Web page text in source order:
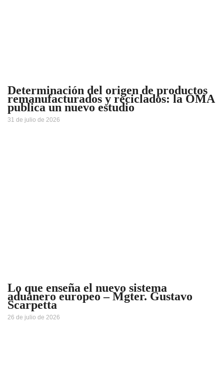
Determinación del origen de productos
remanufacturados y reciclados: la OMA
publica un nuevo estudio
31 de julio de 2026
Lo que enseña el nuevo sistema
aduanero europeo – Mgter. Gustavo
Scarpetta
26 de julio de 2026